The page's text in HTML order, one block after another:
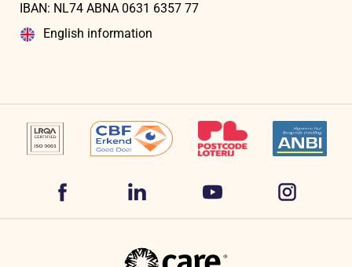
IBAN: NL74 ABNA 06‍31 6‍357‍ 77
English information
op
op